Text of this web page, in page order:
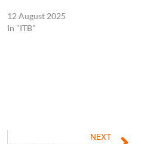
12 August 2025
In "ITB"
NEXT